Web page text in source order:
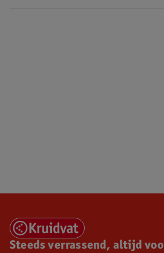
Steeds verrassend, altijd